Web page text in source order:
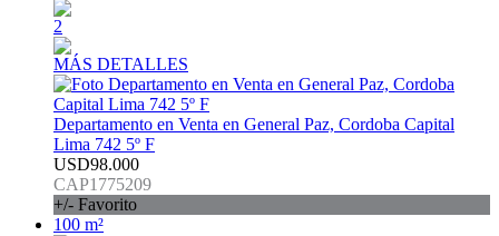
2
MÁS DETALLES
Departamento en Venta en General Paz, Cordoba Capital
Lima 742 5º F
USD98.000
CAP1775209
+/- Favorito
100 m²